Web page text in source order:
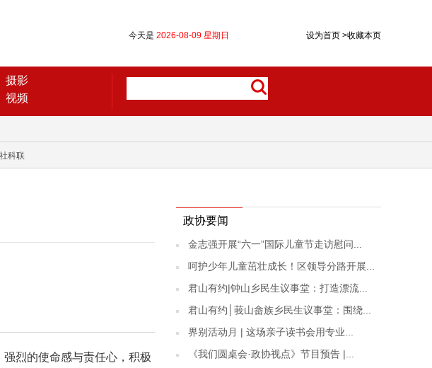
设为首页 >收藏本页
今天是 2026-08-09 星期日
摄影
视频
社科联
烈的使命感与责任心，积极
政协要闻
金志强开展“六一”国际儿童节走访慰问...
呵护少年儿童茁壮成长！区领导分路开展...
君山有约|钟山乡民生议事堂：打造漂流...
君山有约│莪山畲族乡民生议事堂：围绕...
界别活动月 | 这场亲子读书会用专业...
《我们圆桌会·政协视点》节目预告 |...